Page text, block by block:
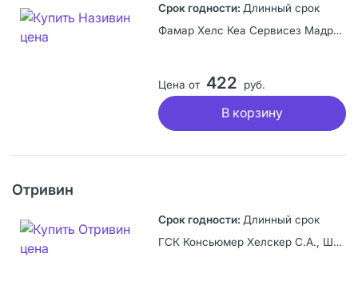
Длинный срок
Фамар Хелс Кеа Сервисез Мадрид С.А.У., Испания
Цена от 422 руб.
В корзину
Отривин
Длинный срок
ГСК Консьюмер Хелскер С.А., Швейцария